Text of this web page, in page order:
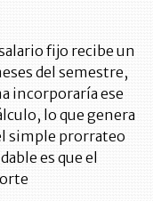
fijo recibe un
del semestre,
incorporaría ese
lo que genera
simple prorrateo
es que el